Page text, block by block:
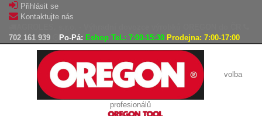
Přihlásit se
Kontaktujte nás
702 161 939
Po-Pá: Eshop Tel.: 7:00-15:30 Prodejna: 7:00-17:00
volba
profesionálů